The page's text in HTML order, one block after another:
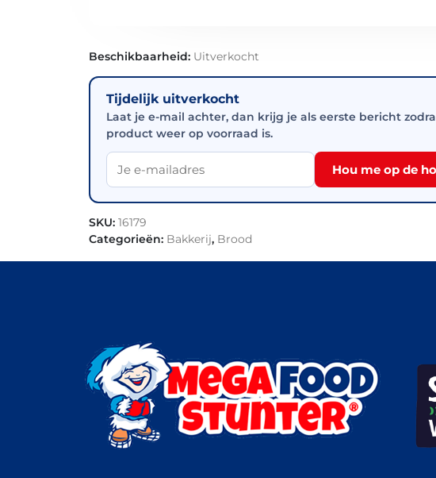
Beschikbaarheid: Uitverkocht
Tijdelijk uitverkocht
Laat je e-mail achter, dan krijg je als eerste bericht
product weer op voorraad is.
Hou me op de
SKU: 16179
Categorieën: Bakkerij, Brood